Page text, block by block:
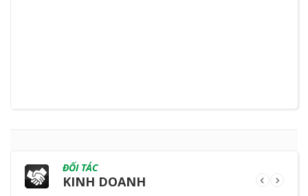
ĐỐI TÁC
KINH DOANH